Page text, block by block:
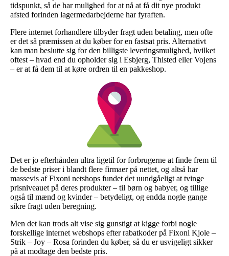
tidspunkt, så de har mulighed for at nå at få dit nye produkt
afsted forinden lagermedarbejderne har fyraften.
Flere internet forhandlere tilbyder fragt uden betaling, men ofte
er det så præmissen at du køber for en fastsat pris. Alternativt
kan man beslutte sig for den billigste leveringsmulighed, hvilket
oftest – hvad end du opholder sig i Esbjerg, Thisted eller Vojens
– er at få dem til at køre ordren til en pakkeshop.
Det er jo efterhånden ultra ligetil for forbrugerne at finde frem til
de bedste priser i blandt flere firmaer på nettet, og altså har
massevis af Fixoni netshops fundet det uundgåeligt at tvinge
prisniveauet på deres produkter – til børn og babyer, og tillige
også til mænd og kvinder – betydeligt, og endda nogle gange
sikre fragt uden beregning.
Men det kan trods alt vise sig gunstigt at kigge forbi nogle
forskellige internet webshops efter rabatkoder på Fixoni Kjole –
Strik – Joy – Rosa forinden du køber, så du er usvigeligt sikker
på at modtage den bedste pris.